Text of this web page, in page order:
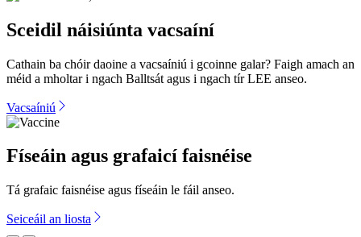
Sceidil náisiúnta vacsaíní
Cathain ba chóir daoine a vacsaíniú i gcoinne galar? Faigh amach an
méid a mholtar i ngach Balltsát agus i ngach tír LEE anseo.
Vacsaíniú
Físeáin agus grafaicí faisnéise
Tá grafaic faisnéise agus físeáin le fáil anseo.
Seiceáil an liosta